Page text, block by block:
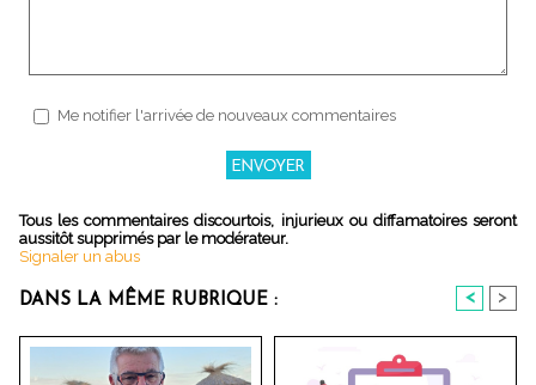
Me notifier l'arrivée de nouveaux commentaires
Tous les commentaires discourtois, injurieux ou diffamatoires seront
aussitôt supprimés par le modérateur.
Signaler un abus
DANS LA MÊME RUBRIQUE : < >